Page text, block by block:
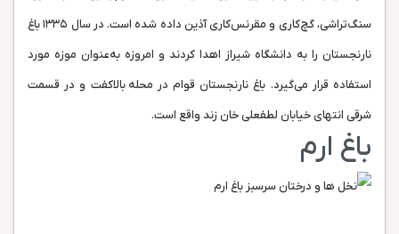
سنگ‌تراشی، گچ‌کاری و مقرنس‌کاری آذین داده شده است. در سال ۱۳۳۵ باغ
نارنجستان را به دانشگاه شیراز اهدا کردند و امروزه به‌عنوان موزه مورد
استفاده قرار می‌گیرد. باغ نارنجستان قوام در محله‌ بالاکفت و در قسمت
شرقی انتهای خیابان لطفعلی خان زند واقع است.
باغ ارم